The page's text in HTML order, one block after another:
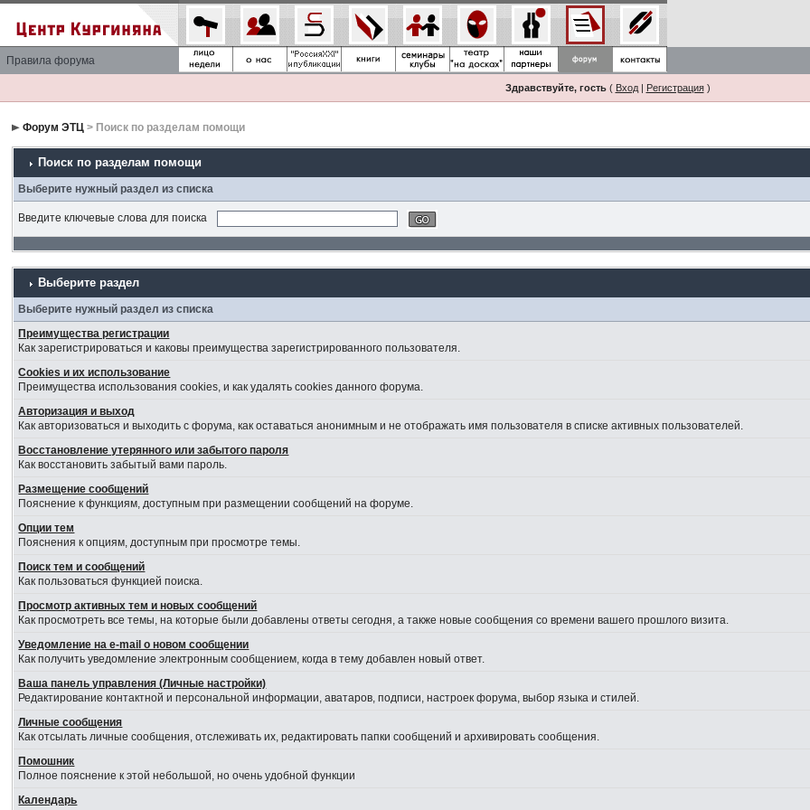
Правила форума
Здравствуйте, гость( Вход| Регистрация)
Форум ЭТЦ > Поиск по разделам помощи
Поиск по разделам помощи
Выберите нужный раздел из списка
Введите ключевые слова для поиска
Выберите раздел
Выберите нужный раздел из списка
Преимущества регистрации
Как зарегистрироваться и каковы преимущества зарегистрированного пользователя.
Cookies и их использование
Преимущества использования cookies, и как удалять cookies данного форума.
Авторизация и выход
Как авторизоваться и выходить с форума, как оставаться анонимным и не отображать имя пользователя в списке активных пользователей.
Восстановление утерянного или забытого пароля
Как восстановить забытый вами пароль.
Размещение сообщений
Пояснение к функциям, доступным при размещении сообщений на форуме.
Опции тем
Пояснения к опциям, доступным при просмотре темы.
Поиск тем и сообщений
Как пользоваться функцией поиска.
Просмотр активных тем и новых сообщений
Как просмотреть все темы, на которые были добавлены ответы сегодня, а также новые сообщения со времени вашего прошлого визита.
Уведомление на е-mail о новом сообщении
Как получить уведомление электронным сообщением, когда в тему добавлен новый ответ.
Ваша панель управления (Личные настройки)
Редактирование контактной и персональной информации, аватаров, подписи, настроек форума, выбор языка и стилей.
Личные сообщения
Как отсылать личные сообщения, отслеживать их, редактировать папки сообщений и архивировать сообщения.
Помошник
Полное пояснение к этой небольшой, но очень удобной функции
Календарь